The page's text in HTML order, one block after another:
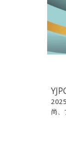
尚、